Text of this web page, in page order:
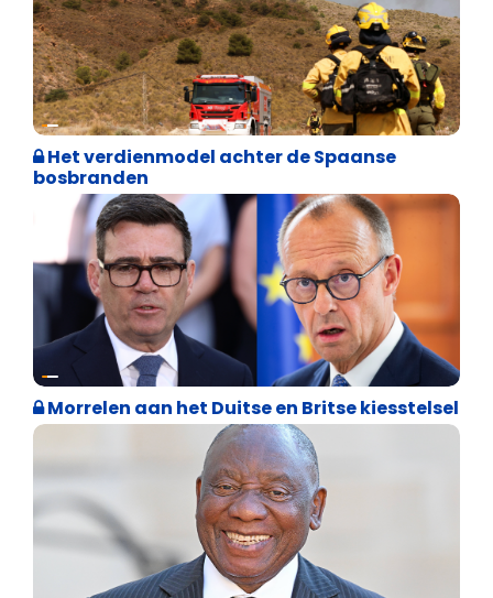
Internationale politiek
Het verdienmodel achter de Spaanse
bosbranden
Internationale politiek
Morrelen aan het Duitse en Britse kiesstelsel